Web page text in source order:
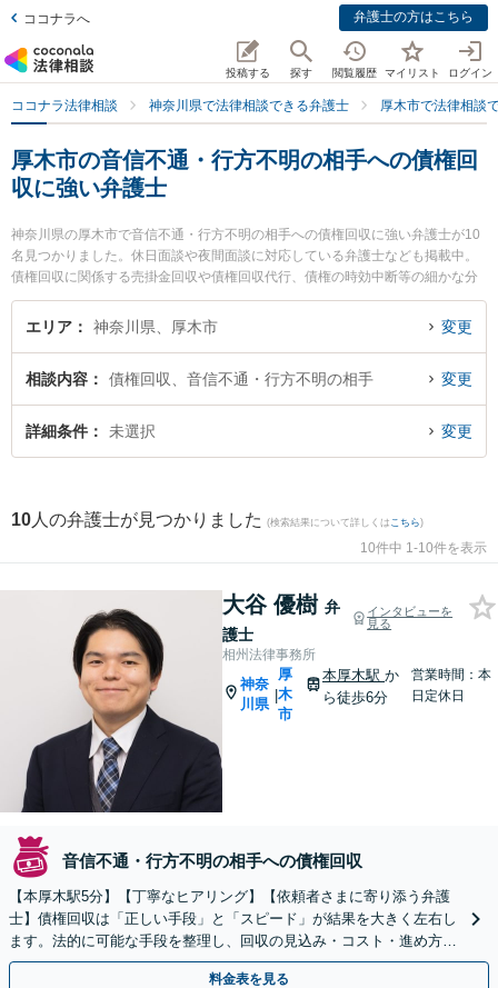
ココナラへ 弁護士の方はこちら
投稿する 探す 閲覧履歴 マイリスト ログイン
ココナラ法律相談 神奈川県で法律相談できる弁護士 厚木市で法律相談
厚木市の音信不通・行方不明の相手への債権回
収に強い弁護士
神奈川県の厚木市で音信不通・行方不明の相手への債権回収に強い弁護士が10
名見つかりました。休日面談や夜間面談に対応している弁護士なども掲載中。
債権回収に関係する売掛金回収や債権回収代行、債権の時効中断等の細かな分
野での絞り込み検索もでき便利です。特に相州法律事務所の大谷 優樹弁護士や
AYU総合法律事務所の青山 謙佑弁護士、AYU総合法律事務所の白鳥 佑記弁護士
すぐに弁護士に相談したい』『音信不通・行方不明の相手への債権回収のトラ
ブル解決の実績豊富な近くの弁護士を検索したい』『初回相談無料で音信不
通・行方不明の相手への債権回収を法律相談できる厚木市内の弁護士に相談予
エリア 神奈川県、厚木市 変更
相談内容 債権回収、音信不通・行方不明の相手 変更
詳細条件 未選択 変更
10 人の弁護士が見つかりました (検索結果について詳しくは こちら)
10件中 1-10件を表示
大谷 優樹 弁
護士
インタビューを
見る
相州法律事務所
神奈
川県
|
厚
木
市
本厚木駅か
ら徒歩6分
営業時間：本
日定休日
音信不通・行方不明の相手への債権回収
【本厚木駅5分】【丁寧なヒアリング】【依頼者さまに寄り添う弁護
士】債権回収は「正しい手段」と「スピード」が結果を大きく左右し
ます。法的に可能な手段を整理し、回収の見込み・コスト・進め方を
わかりやすくご説明します。まずはご相談ください。
料金表を見る